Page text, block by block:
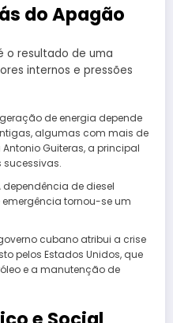
do Apagão
o resultado de uma
internos e pressões
de energia depende
algumas com mais de
Guiteras, a principal
sucessivas.
dependência de diesel
tornou-se um
cubano atribui a crise
pelos Estados Unidos, que
e a manutenção de